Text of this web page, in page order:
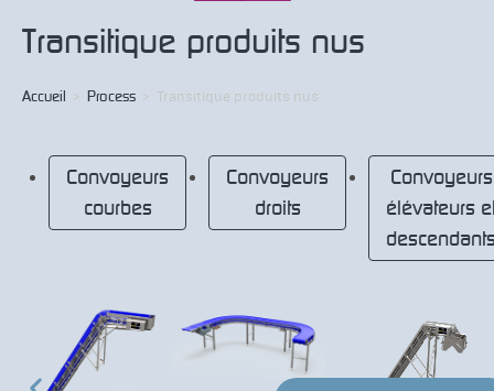
Transitique produits nus
Accueil > Process > Transitique produits nus
Convoyeurs
courbes
Convoyeurs
droits
Convoyeurs
élévateurs